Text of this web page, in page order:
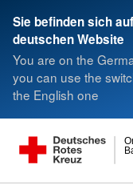
Sie befinden sich
deutschen Website
You are on the
you can use the
the English one